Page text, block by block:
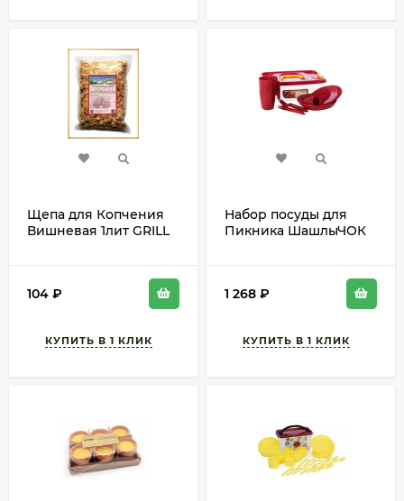
Щепа для Копчения
Вишневая 1лит GRILL
104 ₽
Набор посуды для
Пикника ШашлыЧОК
1 268 ₽